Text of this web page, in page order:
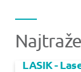
LASIK -